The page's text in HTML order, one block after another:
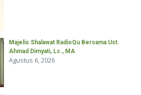
Majelis Shalawat RadioQu Bersama Ust.
Ahmad Dimyati, Lc., MA
Agustus 6, 2026